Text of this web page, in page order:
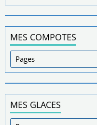
MES COMPOTES
MES GLACES